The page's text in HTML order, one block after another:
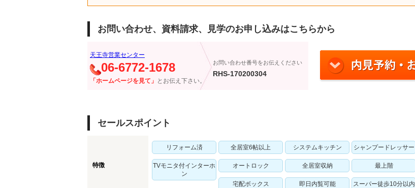
お問い合わせ、資料請求、見学のお申し込みはこちらから
天王寺営業センター
06-6772-1678
「ホームページを見て」 とお伝え下さい。
お問い合わせ番号をお伝えください
RHS-170200304
セールスポイント
特徴
リフォーム済 全居室6帖以上 システムキッチン シャンプードレッサー
TVモニタ付インターホ
ン
オートロック 全居室収納 最上階
宅配ボックス 即日内覧可能 スーパー徒歩10分以内